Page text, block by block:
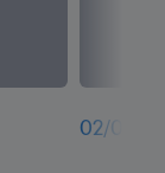
02/05